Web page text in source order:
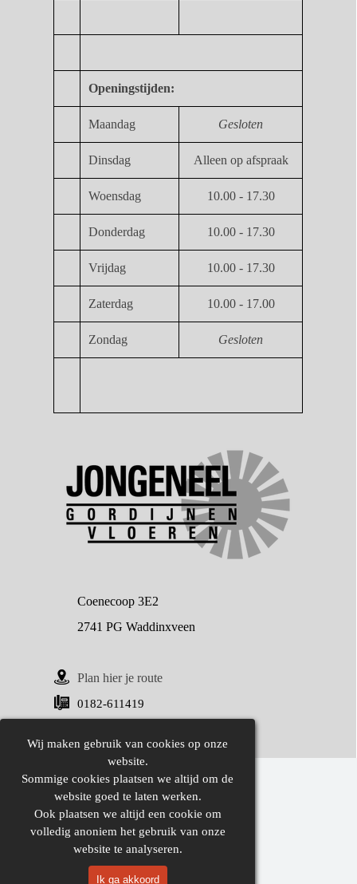
Wij maken gebruik van cookies op onze
website.
Sommige cookies plaatsen we altijd om de
website goed te laten werken.
Ook plaatsen we altijd een cookie om
volledig anoniem het gebruik van onze
website te analyseren.
Ik ga akkoord
Openingstijden:
Maandag Gesloten
Dinsdag Alleen op afspraak
Woensdag 10.00 - 17.30
Donderdag 10.00 - 17.30
Vrijdag 10.00 - 17.30
Zaterdag 10.00 - 17.00
Zondag Gesloten
Coenecoop 3E2
2741 PG Waddinxveen
Plan hier je route
0182-611419